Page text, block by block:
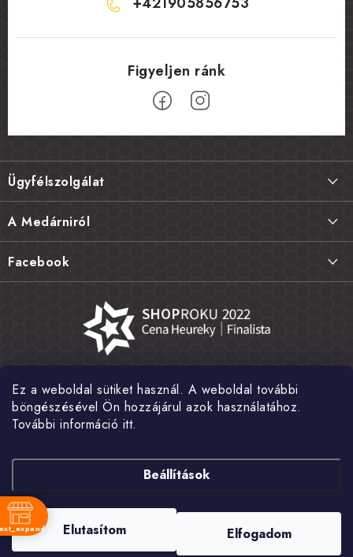
Ez a weboldal sütiket használ. A weboldal további
böngészésével Ön hozzájárul azok használatához.
További információ itt.
Beállítások
Elutasítom Elfogadom
L
á
b
l
é
c
Ügyfélszolgálat
Termékek visszaküldése, csere és reklamációk
Gyakori kérdések FAQ
Általános szerződési feltételek
Nagykereskedelem
A Medárniról
A mi történetünk
Fotógaléria
Hírek
Facebook
Shoptet készítette
Copyright 2026 . Minden jog fenntartva.Süti beállítások